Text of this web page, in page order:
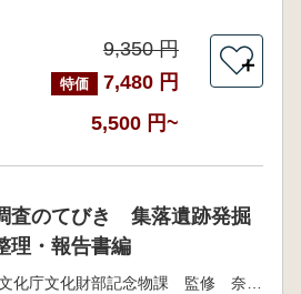
9,350 円
特価 7,480 円
5,500 円~
＋
査のてびき 集落遺跡発掘
・報告書編